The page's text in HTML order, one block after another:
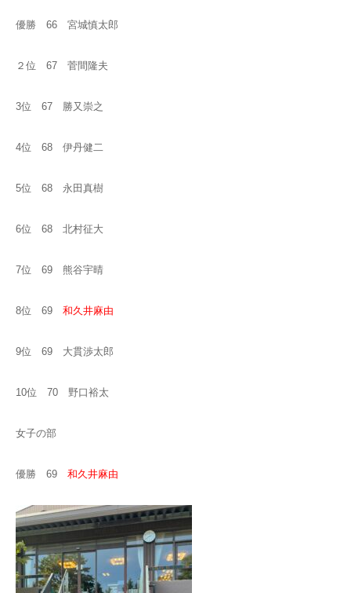
優勝 66 宮城慎太郎
２位 67 菅間隆夫
3位 67 勝又崇之
4位 68 伊丹健二
5位 68 永田真樹
6位 68 北村征大
7位 69 熊谷宇晴
8位 69 和久井麻由
9位 69 大貫渉太郎
10位 70 野口裕太
女子の部
優勝 69 和久井麻由